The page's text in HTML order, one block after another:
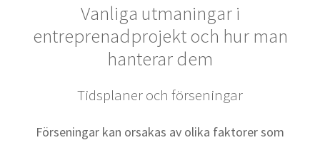
Vanliga utmaningar i
entreprenadprojekt och hur man
hanterar dem
Tidsplaner och förseningar
Förseningar kan orsakas av olika faktorer som